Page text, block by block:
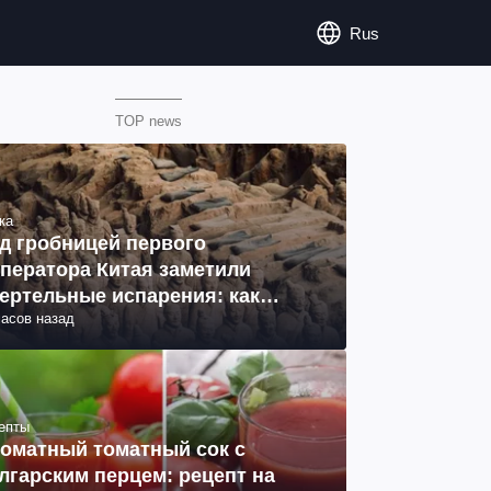
Rus
TOP news
гробницей первого
Китая заметили
испарения: как
(фото)
назад
томатный сок с
перцем: рецепт на